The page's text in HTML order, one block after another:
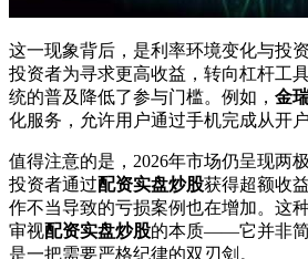
这一现象背后，是利率环境变化与投
投资者为寻求更高收益，转向杠杆工
统的普及降低了参与门槛。例如， 金
化服务，允许用户通过手机完成从开
值得注意的是，2026年市场仍呈现两
投资者通过配资实盘炒股获得超额收
作不当导致的亏损案例也在增加。这
审视配资实盘炒股的本质——它并非
是一把需要严格纪律的双刃剑。